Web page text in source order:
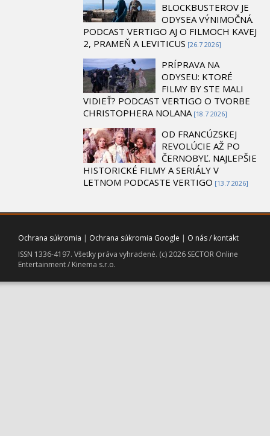
BLOCKBUSTEROV JE
ODYSEA VÝNIMOČNÁ.
PODCAST VERTIGO AJ O FILMOCH KAVEJ
2, PRAMEŇ A LEVITICUS [26.7 2026]
PRÍPRAVA NA
ODYSEU: KTORÉ
FILMY BY STE MALI
VIDIEŤ? PODCAST VERTIGO O TVORBE
CHRISTOPHERA NOLANA [18.7 2026]
OD FRANCÚZSKEJ
REVOLÚCIE AŽ PO
ČERNOBYĽ. NAJLEPŠIE
HISTORICKÉ FILMY A SERIÁLY V
LETNOM PODCASTE VERTIGO [13.7 2026]
Ochrana súkromia | Ochrana súkromia Google | O nás / kontakt
ISSN 1336-4197. Všetky práva vyhradené. (c) 2026 SECTOR Online
Entertainment / Kinema s.r.o.